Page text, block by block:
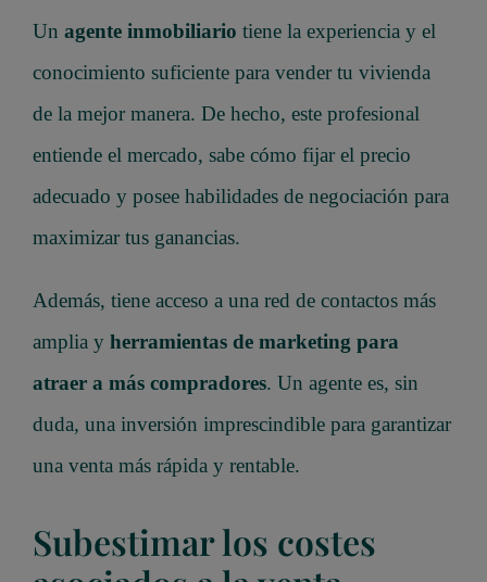
Un agente inmobiliario tiene la experiencia y el
conocimiento suficiente para vender tu vivienda
de la mejor manera. De hecho, este profesional
entiende el mercado, sabe cómo fijar el precio
adecuado y posee habilidades de negociación para
maximizar tus ganancias.
Además, tiene acceso a una red de contactos más
amplia y herramientas de marketing para
atraer a más compradores. Un agente es, sin
duda, una inversión imprescindible para garantizar
una venta más rápida y rentable.
Subestimar los costes